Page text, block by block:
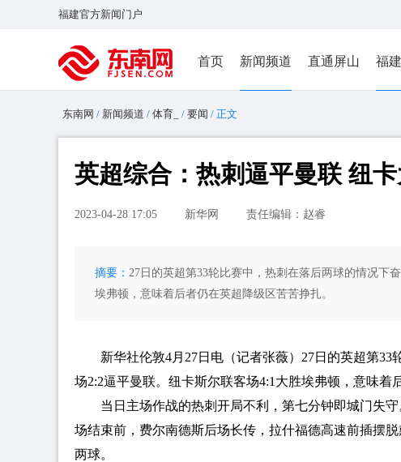
福建官方新闻门户
首页 新闻频道 直通屏山 福
东南网 / 新闻频道 / 体育_ / 要闻 / 正文
英超综合：热刺逼平曼联 纽
2023-04-28 17:05 新华网 责任编辑：赵睿
摘要： 27日的英超第33轮比赛中，热刺在落后两球的情况下
埃弗顿，意味着后者仍在英超降级区苦苦挣扎。
新华社伦敦4月27日电（记者张薇）27日的英超第
场2:2逼平曼联。纽卡斯尔联客场4:1大胜埃弗顿，意味着
当日主场作战的热刺开局不利，第七分钟即城门失
场结束前，费尔南德斯后场长传，拉什福德高速前插摆
两球。